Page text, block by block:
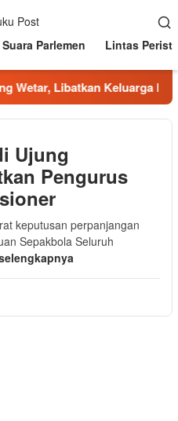
Suara Parlemen Lintas
Libatkan Keluarga
Ujung
Pengurus
keputusan perpanjangan
Sepakbola Seluruh